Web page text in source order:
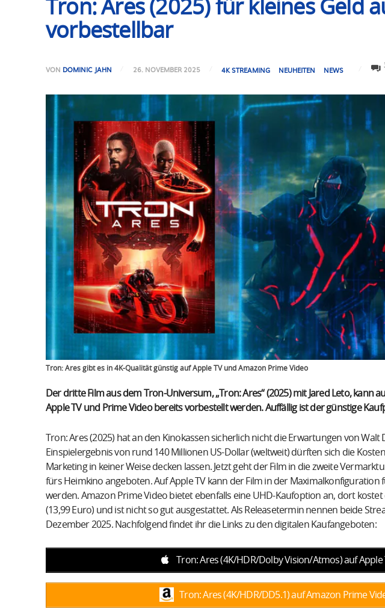
Tron: Ares (2025) für kleines Geld
vorbestellbar
VON DOMINIC JAHN 26. NOVEMBER 2025 4K STREAMING NEUHEITEN NEWS
Tron: Ares gibt es in 4K-Qualität günstig auf Apple TV und Amazon Prime Video
Der dritte Film aus dem Tron-Universum, „Tron: Ares“ (2025) mit Jared Leto, kann
Apple TV und Prime Video bereits vorbestellt werden. Auffällig ist der günstige
Tron: Ares (2025) hat an den Kinokassen sicherlich nicht die Erwartungen von Walt
Einspielergebnis von rund 140 Millionen US-Dollar (weltweit) dürften sich die
Marketing in keiner Weise decken lassen. Jetzt geht der Film in die zweite
fürs Heimkino angeboten. Auf Apple TV kann der Film in der Maximalkonfiguration
werden. Amazon Prime Video bietet ebenfalls eine UHD-Kaufoption an, dort
(13,99 Euro) und ist nicht so gut ausgestattet. Als Releasetermin nennen beide
Dezember 2025. Nachfolgend findet ihr die Links zu den digitalen Kaufangeboten:
Tron: Ares (4K/HDR/Dolby Vision/Atmos) auf Apple
Tron: Ares (4K/HDR/DD5.1) auf Amazon Prime